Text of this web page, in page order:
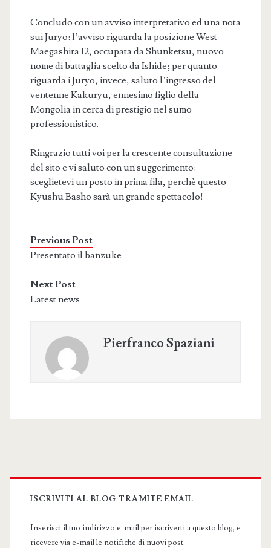
Concludo con un avviso interpretativo ed una nota
sui Juryo: l’avviso riguarda la posizione West
Maegashira 12, occupata da Shunketsu, nuovo
nome di battaglia scelto da Ishide; per quanto
riguarda i Juryo, invece, saluto l’ingresso del
ventenne Kakuryu, ennesimo figlio della
Mongolia in cerca di prestigio nel sumo
professionistico.
Ringrazio tutti voi per la crescente consultazione
del sito e vi saluto con un suggerimento:
sceglietevi un posto in prima fila, perchè questo
Kyushu Basho sarà un grande spettacolo!
Previous Post
Presentato il banzuke
Next Post
Latest news
Pierfranco Spaziani
Primary
Sidebar
ISCRIVITI AL BLOG TRAMITE EMAIL
Inserisci il tuo indirizzo e-mail per iscriverti a questo blog, e
ricevere via e-mail le notifiche di nuovi post.